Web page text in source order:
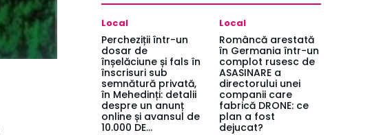
Local
Percheziții într-un
dosar de
înșelăciune și fals în
înscrisuri sub
semnătură privată,
în Mehedinți: detalii
despre un anunț
online și avansul de
10.000 DE...
Local
Româncă arestată
în Germania într-un
complot rusesc de
ASASINARE a
directorului unei
companii care
fabrică DRONE: ce
plan a fost
dejucat?